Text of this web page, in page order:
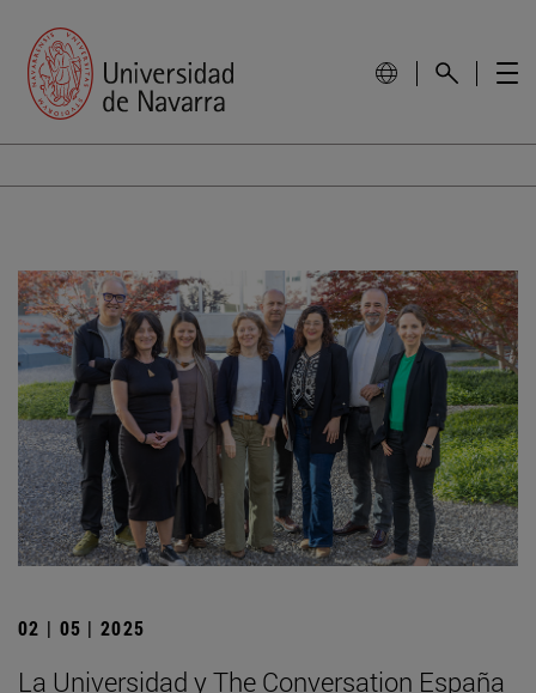
02 | 05 | 2025
La Universidad y The Conversation España